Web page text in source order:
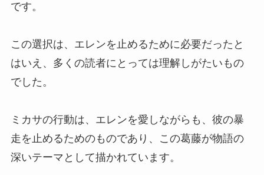
です。
この選択は、エレンを止めるために必要だったと
はいえ、多くの読者にとっては理解しがたいもの
でした。
ミカサの行動は、エレンを愛しながらも、彼の暴
走を止めるためのものであり、この葛藤が物語の
深いテーマとして描かれています。